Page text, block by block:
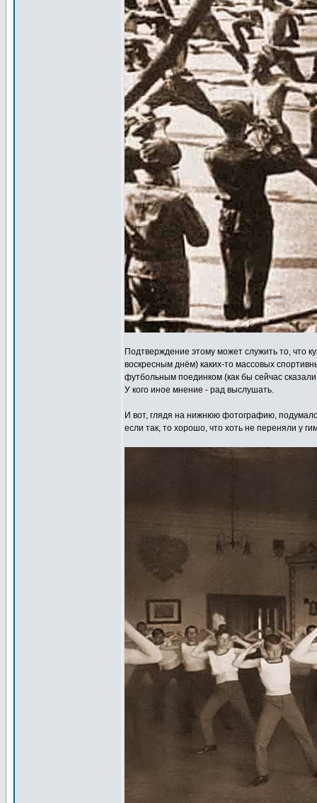
Подтверждение этому может служить то, что
воскресным днём) каких-то массовых
футбольным поединком (как бы сейчас
У кого иное мнение - рад выслушать.
И вот, глядя на нижнюю фотографию,
если так, то хорошо, что хоть не переняли у